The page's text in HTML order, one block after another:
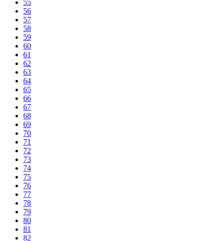
55
56
57
58
59
60
61
62
63
64
65
66
67
68
69
70
71
72
73
74
75
76
77
78
79
80
81
82